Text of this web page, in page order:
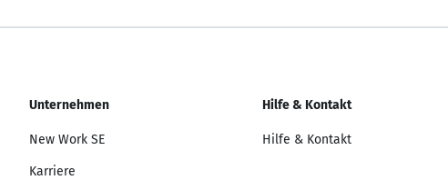
Unternehmen
New Work SE
Karriere
Hilfe & Kontakt
Hilfe & Kontakt